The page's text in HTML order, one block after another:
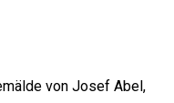
von Josef Abel,